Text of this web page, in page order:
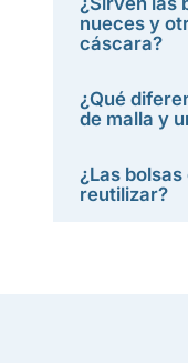
nueces y
cáscara?
¿Qué
de malla y
¿Las
reutilizar?